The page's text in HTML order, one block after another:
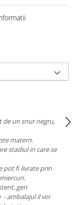
de un snur negru,
matern.
stadiul in care se
pot fi livrate prin
gen
ambalajul il voi